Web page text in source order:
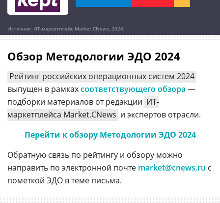
Источник: ИТ-маркетплейс Market.CNews, 2024
Обзор Методологии ЭДО 2024
Рейтинг российских операционных систем 2024
выпущен в рамкахсоответствующего обзора —
подборки материалов от редакции ИТ-
маркетплейса Market.CNews и экспертов отрасли.
Перейти к обзору Методологии ЭДО 2024
Обратную связь по рейтингу и обзору можно
направить по электронной почте market@cnews.ru с
пометкой ЭДО в теме письма.